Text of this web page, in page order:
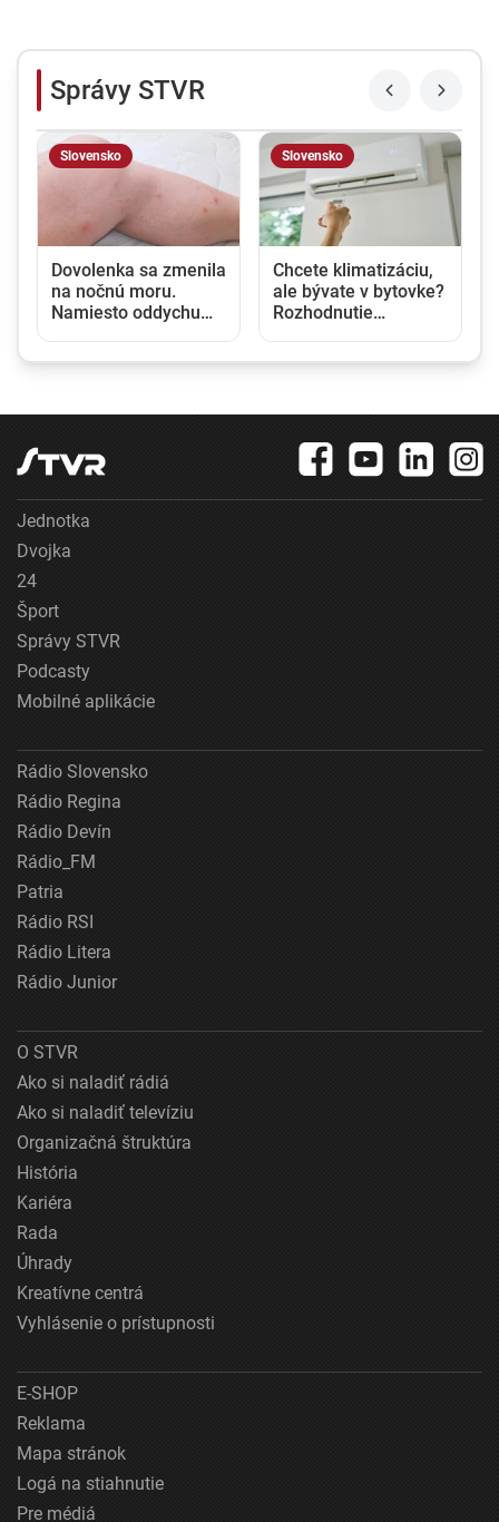
Správy STVR
Slovensko
Dovolenka sa zmenila
na nočnú moru.
Namiesto oddychu
Slovensko
Chcete klimatizáciu,
ale bývate v bytovke?
Rozhodnutie
Jednotka
Dvojka
24
Šport
Správy STVR
Podcasty
Mobilné aplikácie
Rádio Slovensko
Rádio Regina
Rádio Devín
Rádio_FM
Patria
Rádio RSI
Rádio Litera
Rádio Junior
O STVR
Ako si naladiť rádiá
Ako si naladiť televíziu
Organizačná štruktúra
História
Kariéra
Rada
Úhrady
Kreatívne centrá
Vyhlásenie o prístupnosti
E-SHOP
Reklama
Mapa stránok
Logá na stiahnutie
Pre médiá